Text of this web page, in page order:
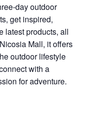
day outdoor
get inspired,
latest products, all
Mall, it offers
outdoor lifestyle
with a
for adventure.